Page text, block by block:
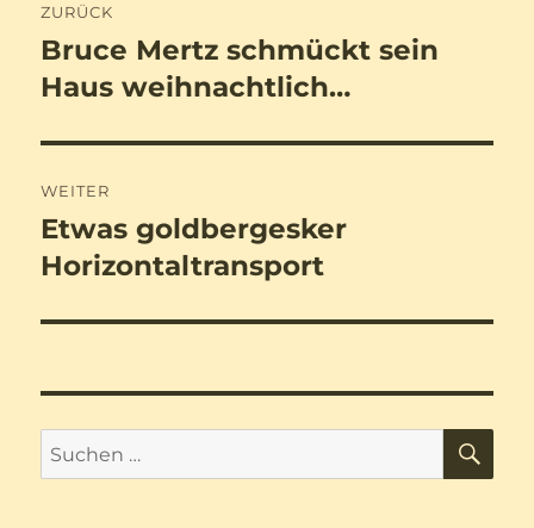
ZURÜCK
Vorheriger
Beitrag:
Bruce Mertz schmückt sein
Haus weihnachtlich…
WEITER
Nächster
Beitrag:
Etwas goldbergesker
Horizontaltransport
Suchen
nach: